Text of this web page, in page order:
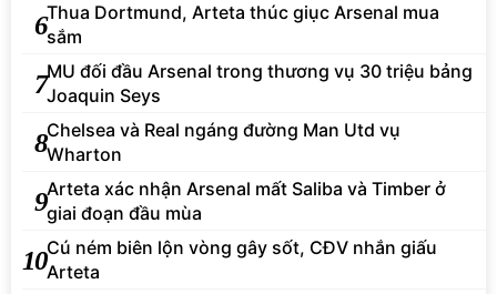
6Thua Dortmund, Arteta thúc giục Arsenal mua
sắm
7MU đối đầu Arsenal trong thương vụ 30 triệu bảng
Joaquin Seys
8Chelsea và Real ngáng đường Man Utd vụ
Wharton
9Arteta xác nhận Arsenal mất Saliba và Timber ở
giai đoạn đầu mùa
10Cú ném biên lộn vòng gây sốt, CĐV nhắn giấu
Arteta